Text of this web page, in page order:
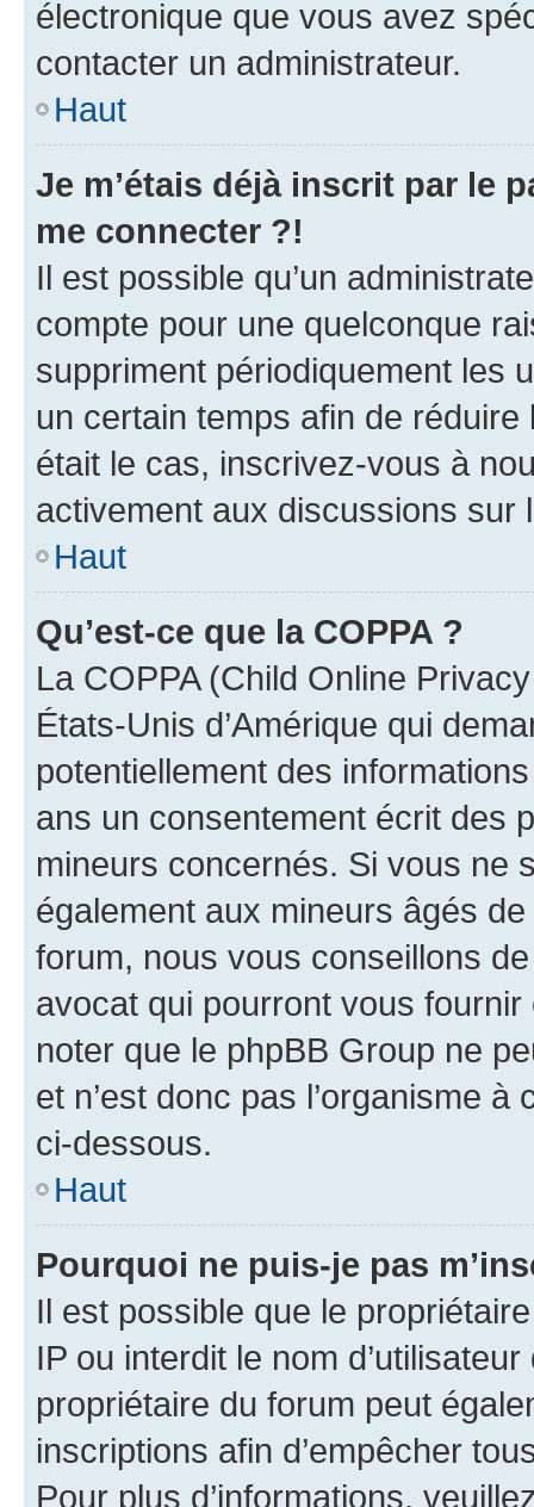
électronique que vous avez
contacter un administrateur.
Haut
Je m’étais déjà inscrit par le
me connecter ?!
Il est possible qu’un
compte pour une quelconque
suppriment périodiquement les
un certain temps afin de
était le cas, inscrivez-vous à
activement aux discussions sur
Haut
Qu’est-ce que la COPPA ?
La COPPA (Child Online
États-Unis d’Amérique qui
potentiellement des
ans un consentement écrit des
mineurs concernés. Si vous ne
également aux mineurs âgés
forum, nous vous conseillons
avocat qui pourront vous
noter que le phpBB Group ne
et n’est donc pas l’organisme
ci-dessous.
Haut
Pourquoi ne puis-je pas
Il est possible que le
IP ou interdit le nom
propriétaire du forum peut
inscriptions afin d’empêcher
Pour plus d’informations,